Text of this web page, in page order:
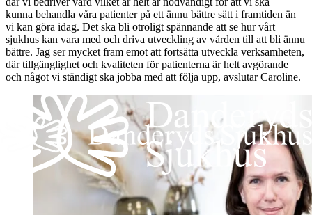
kunna behandla våra patienterpå ett ännu bättre sätt i framtiden än
vi kan göra idag. Det ska bli otroligt spännande att se hurvårt
sjukhus kan vara med och driva utveckling av vården till att bli ännu
bättre. Jag sermycket fram emot att fortsätta utveckla verksamheten,
därtillgänglighet och kvaliteten för patienterna ärhelt avgörande
och något vi ständigt ska jobba med att följa upp, avslutarCaroline.